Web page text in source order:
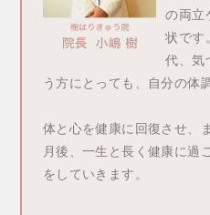
の両立
状です
代、気
う方にとっても、自分の体
体と心を健康に回復させ、
月後、一生と長く健康に過
をしていきます。